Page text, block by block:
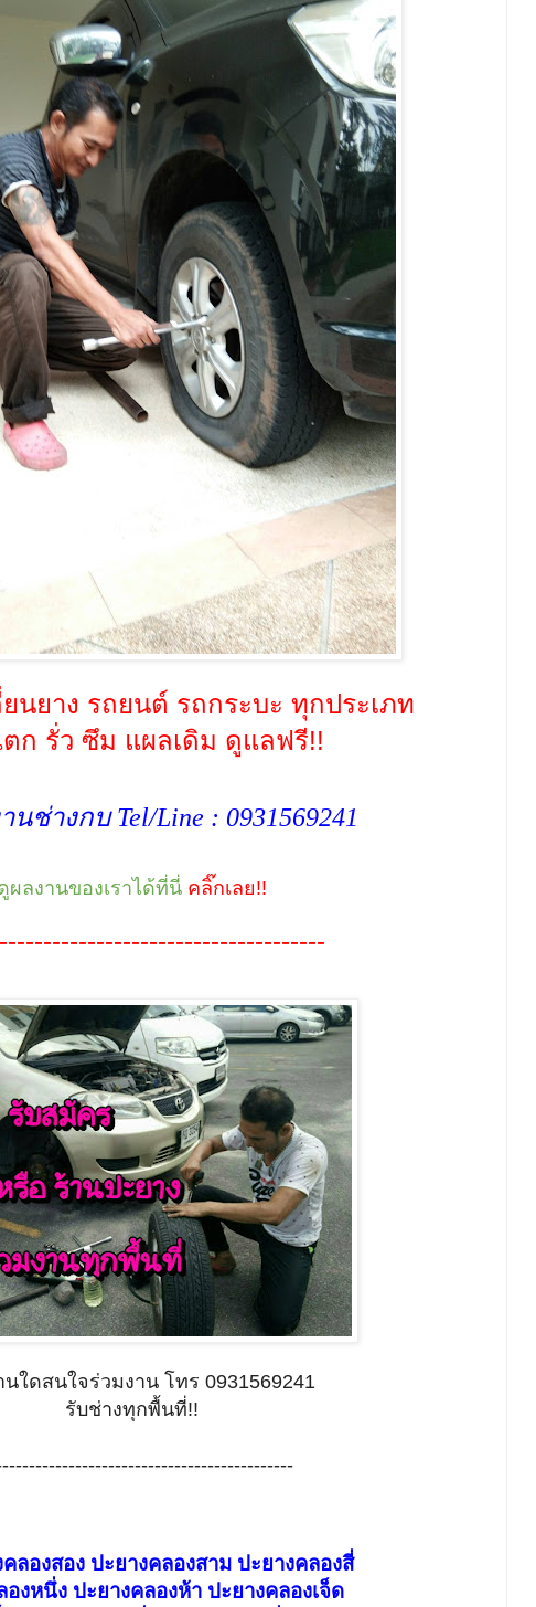
ยนยาง รถยนต์ รถกระบะ ทุกประเภท
ก รั่ว ซึม แผลเดิม ดูแลฟรี!!
นช่างกบ Tel/Line : 0931569241
ผลงานของเราได้ที่นี่ คลิ๊กเลย!!
นใดสนใจร่วมงาน โทร 0931569241
รับช่างทุกพื้นที่!!
คลองสอง ปะยางคลองสาม ปะยางคลองสี่
งหนึ่ง ปะยางคลองห้า ปะยางคลองเจ็ด